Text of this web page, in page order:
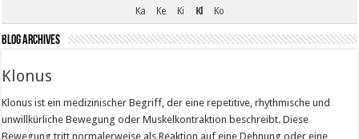
Ka Ke Ki Kl Ko
Blog Archives
Klonus
Klonus ist ein medizinischer Begriff, der eine repetitive, rhythmische und
unwillkürliche Bewegung oder Muskelkontraktion beschreibt. Diese
Bewegung tritt normalerweise als Reaktion auf eine Dehnung oder eine